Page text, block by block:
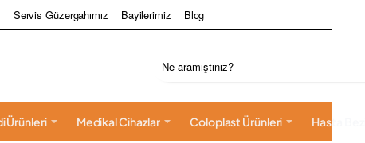
Servis Güzergahımız Bayilerimiz Blog
Ne
Ürünleri Medikal Cihazlar Coloplast Ürünleri Hasta Bezi